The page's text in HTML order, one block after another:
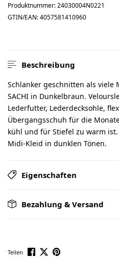
Produktnummer:24030004N0221
GTIN/EAN:4057581410960
Beschreibung
Schlanker geschnitten als viele
SACHI in Dunkelbraun.
Lederfutter, Lederdecksohle,
Übergangsschuh für die
kühl und für Stiefel zu warm ist.
Midi-Kleid in dunklen Tönen.
Eigenschaften
Bezahlung & Versand
Teilen